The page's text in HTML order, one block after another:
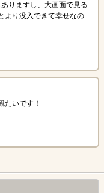
りますし、大画面で見る
より没入できて幸せなの
たいです！